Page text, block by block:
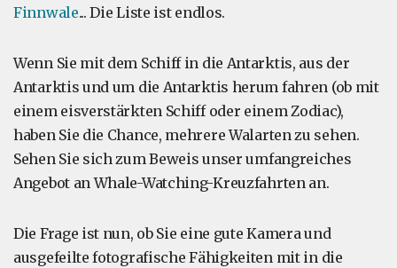
Finnwale... Die Liste ist endlos.
Wenn Sie mit dem Schiff in die Antarktis, aus der
Antarktis und um die Antarktis herum fahren (ob mit
einem eisverstärkten Schiff oder einem Zodiac),
haben Sie die Chance, mehrere Walarten zu sehen.
Sehen Sie sich zum Beweis unser umfangreiches
Angebot an Whale-Watching-Kreuzfahrten an.
Die Frage ist nun, ob Sie eine gute Kamera und
ausgefeilte fotografische Fähigkeiten mit in die